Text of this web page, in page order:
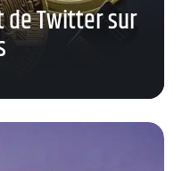
de Twitter sur